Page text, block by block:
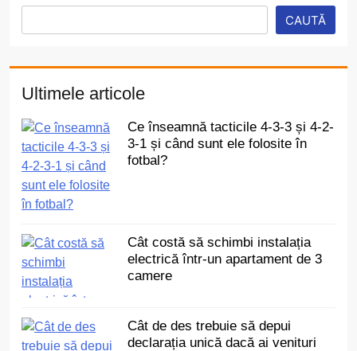
CAUTĂ
Ultimele articole
Ce înseamnă tacticile 4-3-3 și 4-2-
3-1 și când sunt ele folosite în
fotbal?
Cât costă să schimbi instalația
electrică într-un apartament de 3
camere
Cât de des trebuie să depui
declarația unică dacă ai venituri